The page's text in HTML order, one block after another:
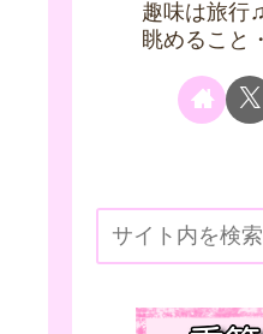
趣味は旅行
眺めること